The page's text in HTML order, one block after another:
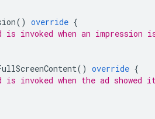
() override {
is invoked when an impression
() override {
is invoked when the ad